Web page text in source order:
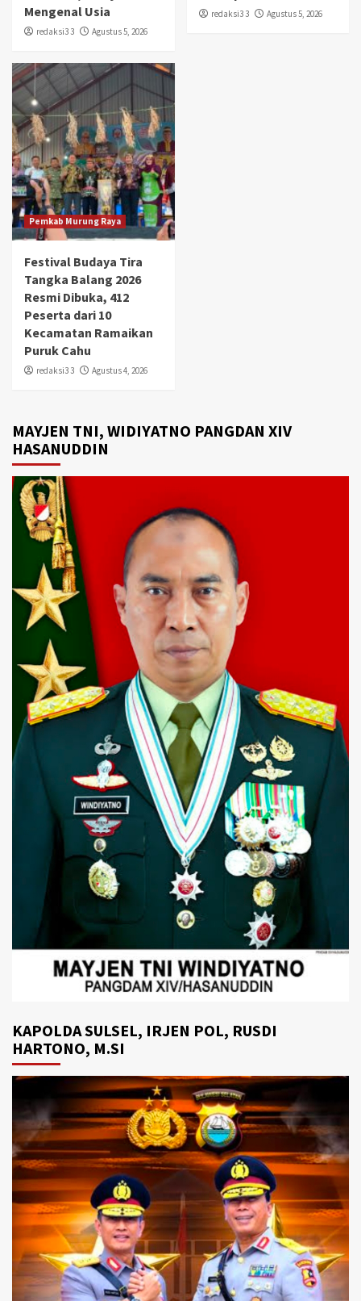
Mengenal Usia
redaksi3 3 Agustus 5, 2026
redaksi3 3 Agustus 5, 2026
Pemkab Murung Raya
Festival Budaya Tira
Tangka Balang 2026
Resmi Dibuka, 412
Peserta dari 10
Kecamatan Ramaikan
Puruk Cahu
redaksi3 3 Agustus 4, 2026
MAYJEN TNI, WIDIYATNO PANGDAN XIV
HASANUDDIN
KAPOLDA SULSEL, IRJEN POL, RUSDI
HARTONO, M.SI